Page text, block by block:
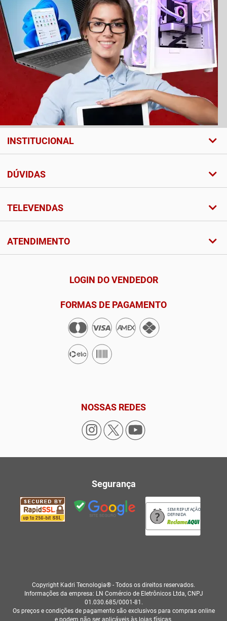
INSTITUCIONAL
DÚVIDAS
TELEVENDAS
ATENDIMENTO
LOGIN DO VENDEDOR
FORMAS DE PAGAMENTO
NOSSAS REDES
Segurança
SEM REPUTAÇÃO
DEFINIDA
Copyright Kadri Tecnologia® - Todos os direitos reservados.
Informações da empresa: LN Comércio de Eletrônicos Ltda, CNPJ
01.030.685/0001-81.
Os preços e condições de pagamento são exclusivos para compras online